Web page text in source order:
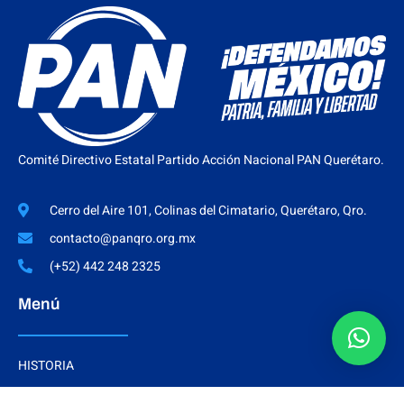
Comité Directivo Estatal Partido Acción Nacional PAN Querétaro.
Cerro del Aire 101, Colinas del Cimatario, Querétaro, Qro.
contacto@panqro.org.mx
(+52) 442 248 2325
Menú
HISTORIA